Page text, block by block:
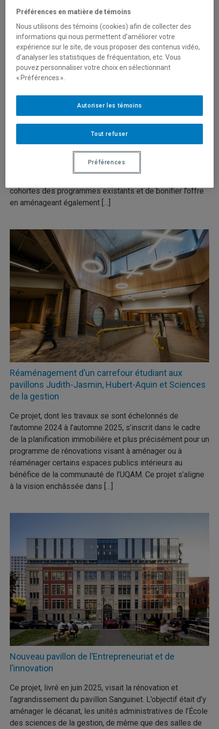
Clinique universitaire de santé globale
abritait autrefois les anciens locaux emblématiques du
magasin Archambault (coin Sainte-Catherine et Berri),
consiste à regrouper différentes cliniques au sein d’un
même espace afin de partager certaines fonctionnalités
cohortes des programmes existants et de bonifier l’offre
en aménageant également […]
Réaménagement d’un carrefour étudiant aux
pavillons Judith-Jasmin, Hubert-Aquin et Sciences
de la gestion
Ce projet, dont les travaux se sont échelonnés de
l’automne 2024 à l’automne 2025, s’inscrit dans le cadre
de la planification immobilière et plus précisément pour un
programme de rénovations visant à aménager ou à
réaménager certains espaces publics intérieurs au
bénéfice de la communauté de l’UQAM. Ce projet s’aligne
à la vision enchâssée dans […]
Nouveau pavillon de l’Entrepreneuriat et de
l’innovation
Ce projet, livré en juin 2025, visait la rénovation et
l’agrandissement du pavillon Sanguinet. L’objectif était d’y
aménager le décanat, les unités administratives de l’École
des sciences de la gestion, de même que des salles de
Préférences en matière de témoins
Nous utilisons des témoins (cookies) afin de collecter des
informations qui nous permettent d’améliorer votre
expérience sur le site, de vous proposer des contenus vidéo,
d’analyser les statistiques de fréquentation, etc. Vous
pouvez personnaliser votre choix en sélectionnant
« Préférences ».
Tout refuser
Autoriser les témoins
Préférences